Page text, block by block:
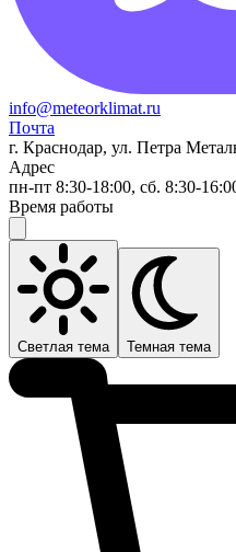
info@meteorklimat.ru
Почта
г. Краснодар, ул. Петра
Адрес
пн-пт 8:30-18:00, сб. 8:30-
Время работы
Светлая тема Темная тема